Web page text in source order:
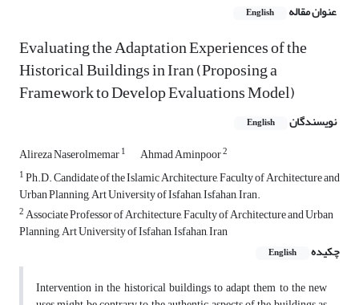
عنوان مقاله English
Evaluating the Adaptation Experiences of the
Historical Buildings in Iran (Proposing a
Framework to Develop Evaluations Model)
نویسندگان English
Alireza Naserolmemar1 Ahmad Aminpoor2
1Ph.D. Candidate of the Islamic Architecture, Faculty of Architecture and
Urban Planning, Art University of Isfahan, Isfahan, Iran.
2Associate Professor of Architecture, Faculty of Architecture and Urban
Planning, Art University of Isfahan, Isfahan, Iran
چکیده
English
Intervention in the historical buildings to adapt them to the new